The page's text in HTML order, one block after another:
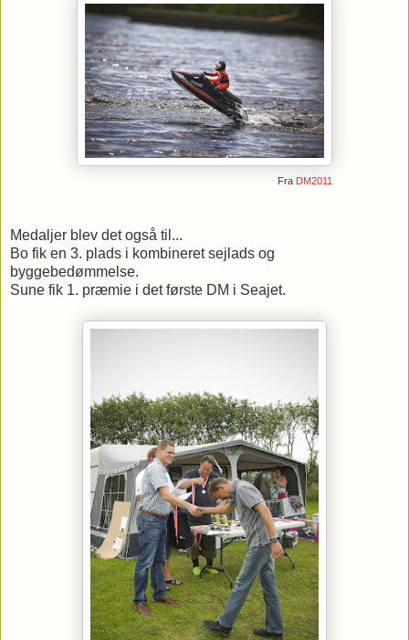
Fra DM2011
Medaljer blev det også til...
Bo fik en 3. plads i kombineret sejlads og
byggebedømmelse.
Sune fik 1. præmie i det første DM i Seajet.